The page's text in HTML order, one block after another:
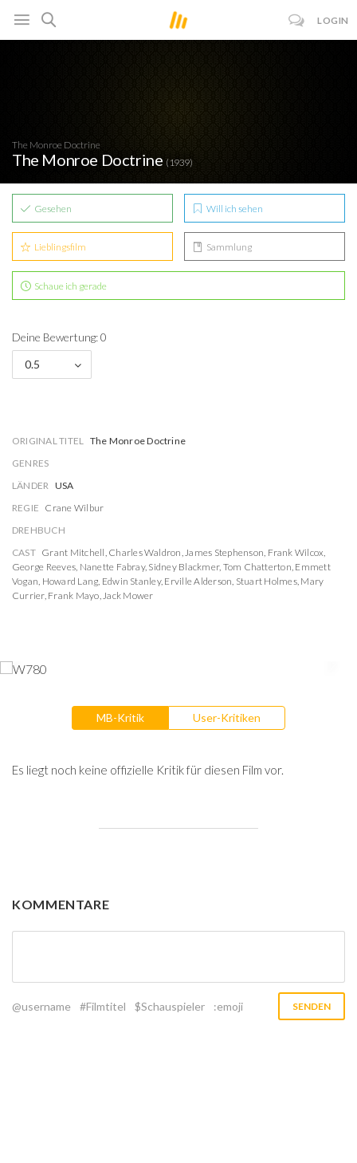
LOGIN
The Monroe Doctrine
The Monroe Doctrine (1939)
Gesehen Will ich sehen
Lieblingsfilm Sammlung
Schaue ich gerade
Deine Bewertung: 0
0.5
ORIGINAL TITEL The Monroe Doctrine
GENRES
LÄNDER USA
REGIE Crane Wilbur
DREHBUCH
CAST Grant Mitchell, Charles Waldron,James Stephenson, Frank Wilcox,
George Reeves, Nanette Fabray, Sidney Blackmer, Tom Chatterton, Emmett
Vogan, Howard Lang, Edwin Stanley, Erville Alderson, Stuart Holmes, Mary
Currier, Frank Mayo,Jack Mower
MB-Kritik User-Kritiken
Es liegt noch keine offizielle Kritik für diesen Film vor.
KOMMENTARE
@username #Filmtitel $Schauspieler :emoji